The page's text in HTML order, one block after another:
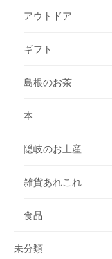
アウトドア
ギフト
島根のお茶
本
隠岐のお土産
雑貨あれこれ
食品
未分類